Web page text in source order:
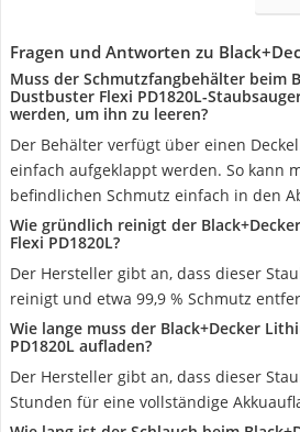
Fragen und Antworten zu
Muss der Schmutzfangbehälter beim
Dustbuster Flexi PD1820L-
werden, um ihn zu leeren?
Der Behälter verfügt über einen
einfach aufgeklappt werden. So kann
befindlichen Schmutz einfach in den
Wie gründlich reinigt der
Flexi PD1820L?
Der Hersteller gibt an, dass dieser
reinigt und etwa 99,9 % Schmutz
Wie lange muss der Black+Decker
PD1820L aufladen?
Der Hersteller gibt an, dass dieser
Stunden für eine vollständige